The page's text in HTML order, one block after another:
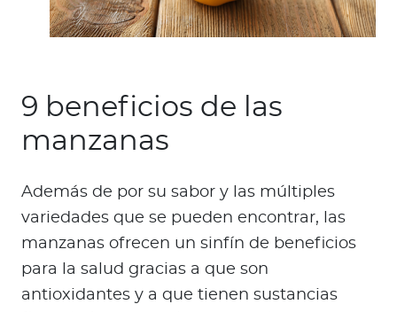
9 beneficios de las
manzanas
Además de por su sabor y las múltiples
variedades que se pueden encontrar, las
manzanas ofrecen un sinfín de beneficios
para la salud gracias a que son
antioxidantes y a que tienen sustancias